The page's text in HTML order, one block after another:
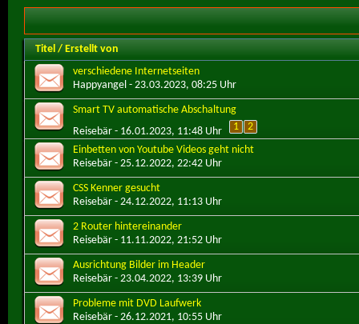
Titel / Erstellt von
verschiedene Internetseiten
Happyangel - 23.03.2023, 08:25 Uhr
Smart TV automatische Abschaltung
Reisebär - 16.01.2023, 11:48 Uhr 1
2
Einbetten von Youtube Videos geht nicht
Reisebär - 25.12.2022, 22:42 Uhr
CSS Kenner gesucht
Reisebär - 24.12.2022, 11:13 Uhr
2 Router hintereinander
Reisebär - 11.11.2022, 21:52 Uhr
Ausrichtung Bilder im Header
Reisebär - 23.04.2022, 13:39 Uhr
Probleme mit DVD Laufwerk
Reisebär - 26.12.2021, 10:55 Uhr